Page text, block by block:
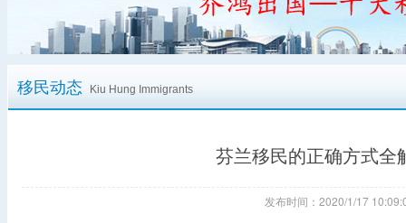
移民动态 Kiu Hung Immigrants
芬兰移民的正确方式全
发布时间：2020/1/17